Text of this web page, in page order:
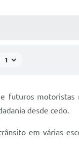
futuros motoristas
desde cedo.
em várias